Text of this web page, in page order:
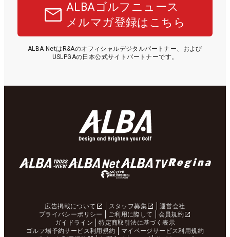
ALBAゴルフニュース
メルマガ登録はこちら
ALBA NetはR&Aのオフィシャルデジタルパートナー、および
USLPGAの日本公式サイトパートナーです。
広告掲載について スタッフ募集
運営会社
プライバシーポリシー
ご利用に際して
会員規約
ガイドライン
特定商取引法に基づく表示
ゴルフ場予約サービス利用規約
マイページサービス利用規約